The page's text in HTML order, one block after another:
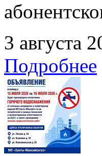
3 августа
Подробнее